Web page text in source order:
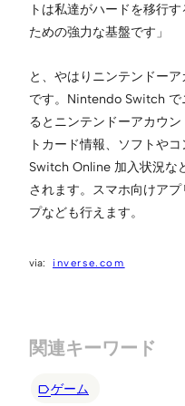
トは私達がハードを移行
ための強力な基盤です」
と、やはりニンテンドー
です。Nintendo Switch で
るとニンテンドーアカウ
トカード情報、ソフトや
Switch Online 加入状況な
されます。スマホ向けア
プなども行えます。
inverse.com
関連キーワード
ゲーム